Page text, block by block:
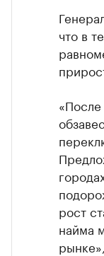
что в
рост
найма